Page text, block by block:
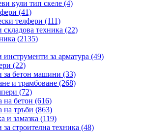
кули тип скеле (4)
(41)
телфери (111)
складова техника (22)
(2135)
за арматура (49)
(22)
за бетон машини (33)
и трамбоване (268)
(72)
на бетон (616)
на тръби (863)
и замазка (119)
за строителна техника (48)